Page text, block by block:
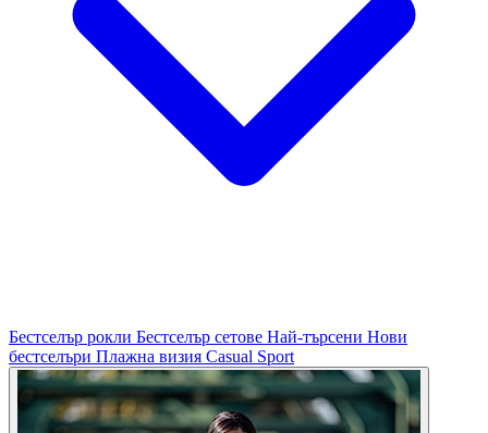
Бестселър рокли Бестселър сетове Най-търсени Нови
бестселъри Плажна визия Casual Sport